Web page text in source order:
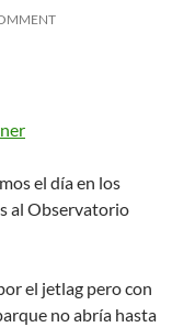
el día en los
al Observatorio
el jetlag pero con
no abría hasta